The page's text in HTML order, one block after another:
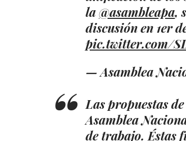
la@asambleapa,
discusión en 1er
pic.twitter.com/
— Asamblea
Las propuestas
Asamblea
de trabajo. Éstas